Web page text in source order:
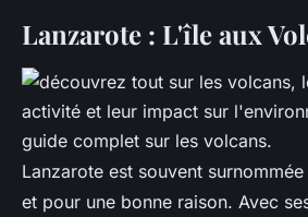
Lanzarote : L'île aux
Lanzarote est souvent
et pour une bonne raison. Avec